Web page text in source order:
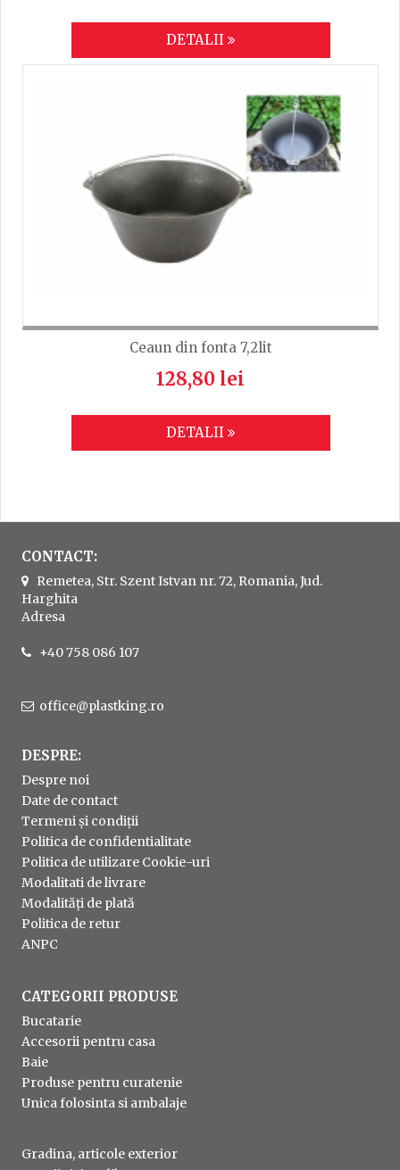
DETALII
Ceaun din fonta 7,2lit
128,80 lei
DETALII
CONTACT:
Remetea, Str. Szent Istvan nr. 72, Romania, Jud.
Harghita
Adresa
+40 758 086 107
office@plastking.ro
DESPRE:
Despre noi
Date de contact
Termeni și condiții
Politica de confidentialitate
Politica de utilizare Cookie-uri
Modalitati de livrare
Modalități de plată
Politica de retur
ANPC
CATEGORII PRODUSE
Bucatarie
Accesorii pentru casa
Baie
Produse pentru curatenie
Unica folosinta si ambalaje
Gradina, articole exterior